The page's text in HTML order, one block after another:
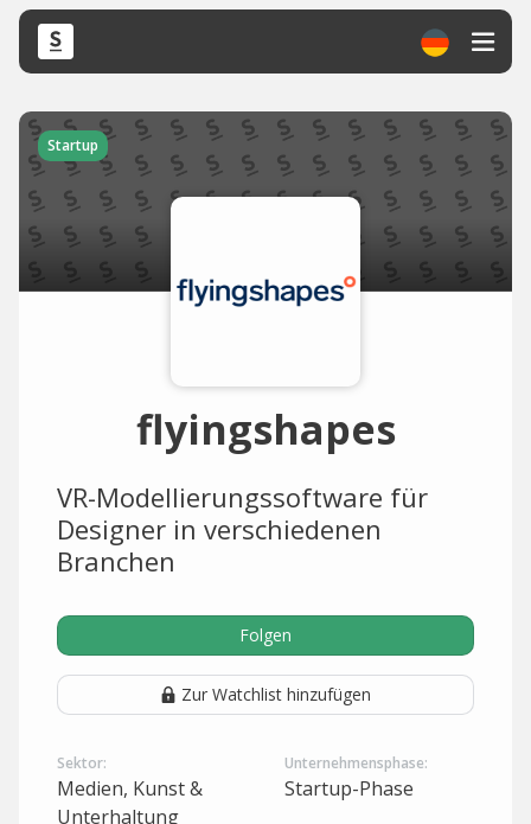
Startup
flyingshapes
VR-Modellierungssoftware für
Designer in verschiedenen
Branchen
Folgen
Zur Watchlist hinzufügen
Sektor:
Medien, Kunst &
Unterhaltung
Unternehmensphase:
Startup-Phase